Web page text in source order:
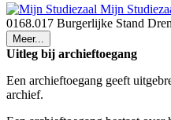
Mijn
0168.017 Burgerlijke Stand
Meer...
Uitleg bij archieftoegang
Een archieftoegang geeft
archief.